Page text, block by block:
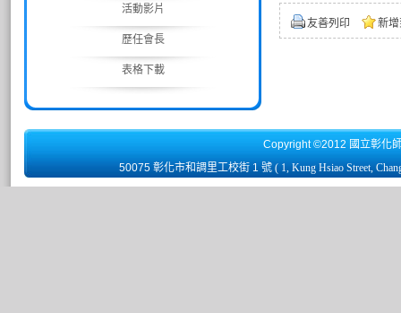
活動影片
歷任會長
表格下載
友善列印 新
Copyright ©2012 國立彰化
50075 彰化市和調里工校街 1 號 ( 1, Kung Hsiao Street,